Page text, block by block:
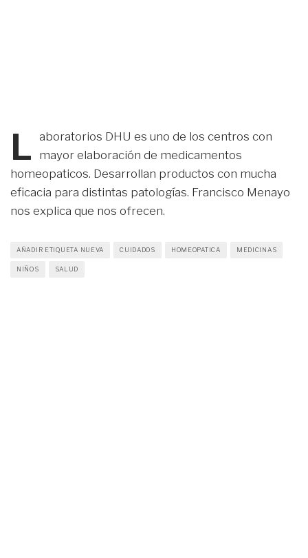
L
aboratorios DHU es uno de los centros con
mayor elaboración de medicamentos
homeopaticos. Desarrollan productos con mucha
eficacia para distintas patologías. Francisco Menayo
nos explica que nos ofrecen.
AÑADIR ETIQUETA NUEVA CUIDADOS HOMEOPATICA MEDICINAS
NIÑOS SALUD